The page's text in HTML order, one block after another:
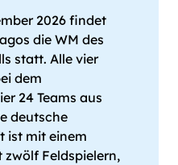
2026 findet
die WM des
statt. Alle vier
dem
24 Teams aus
deutsche
ist mit einem
zwölf Feldspielern,